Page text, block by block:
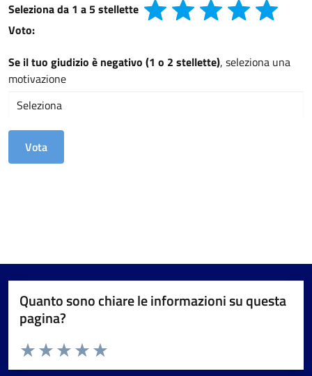
Seleziona da 1 a 5 stellette
Voto:
Se il tuo giudizio è negativo (1 o 2 stellette), seleziona una
motivazione
Quanto sono chiare le informazioni su questa
pagina?
Valuta da 1 a 5 stelle la pagina
Valuta 5 stelle su 5
Valuta 4 stelle su 5
Valuta 3 stelle su 5
Valuta 2 stelle su 5
Valuta 1 stelle su 5